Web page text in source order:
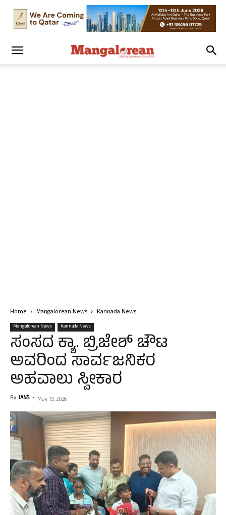
Home Mangalorean News Kannada News
Mangalorean News Kannada News
ಸಂಸದ ಕ್ಯಾ. ಬ್ರಿಜೇಶ್‌ ಚೌಟ
ಅವರಿಂದ ಸಾರ್ವಜನಿಕರ
ಅಹವಾಲು ಸ್ವೀಕಾರ
By IANS - May 19, 2026